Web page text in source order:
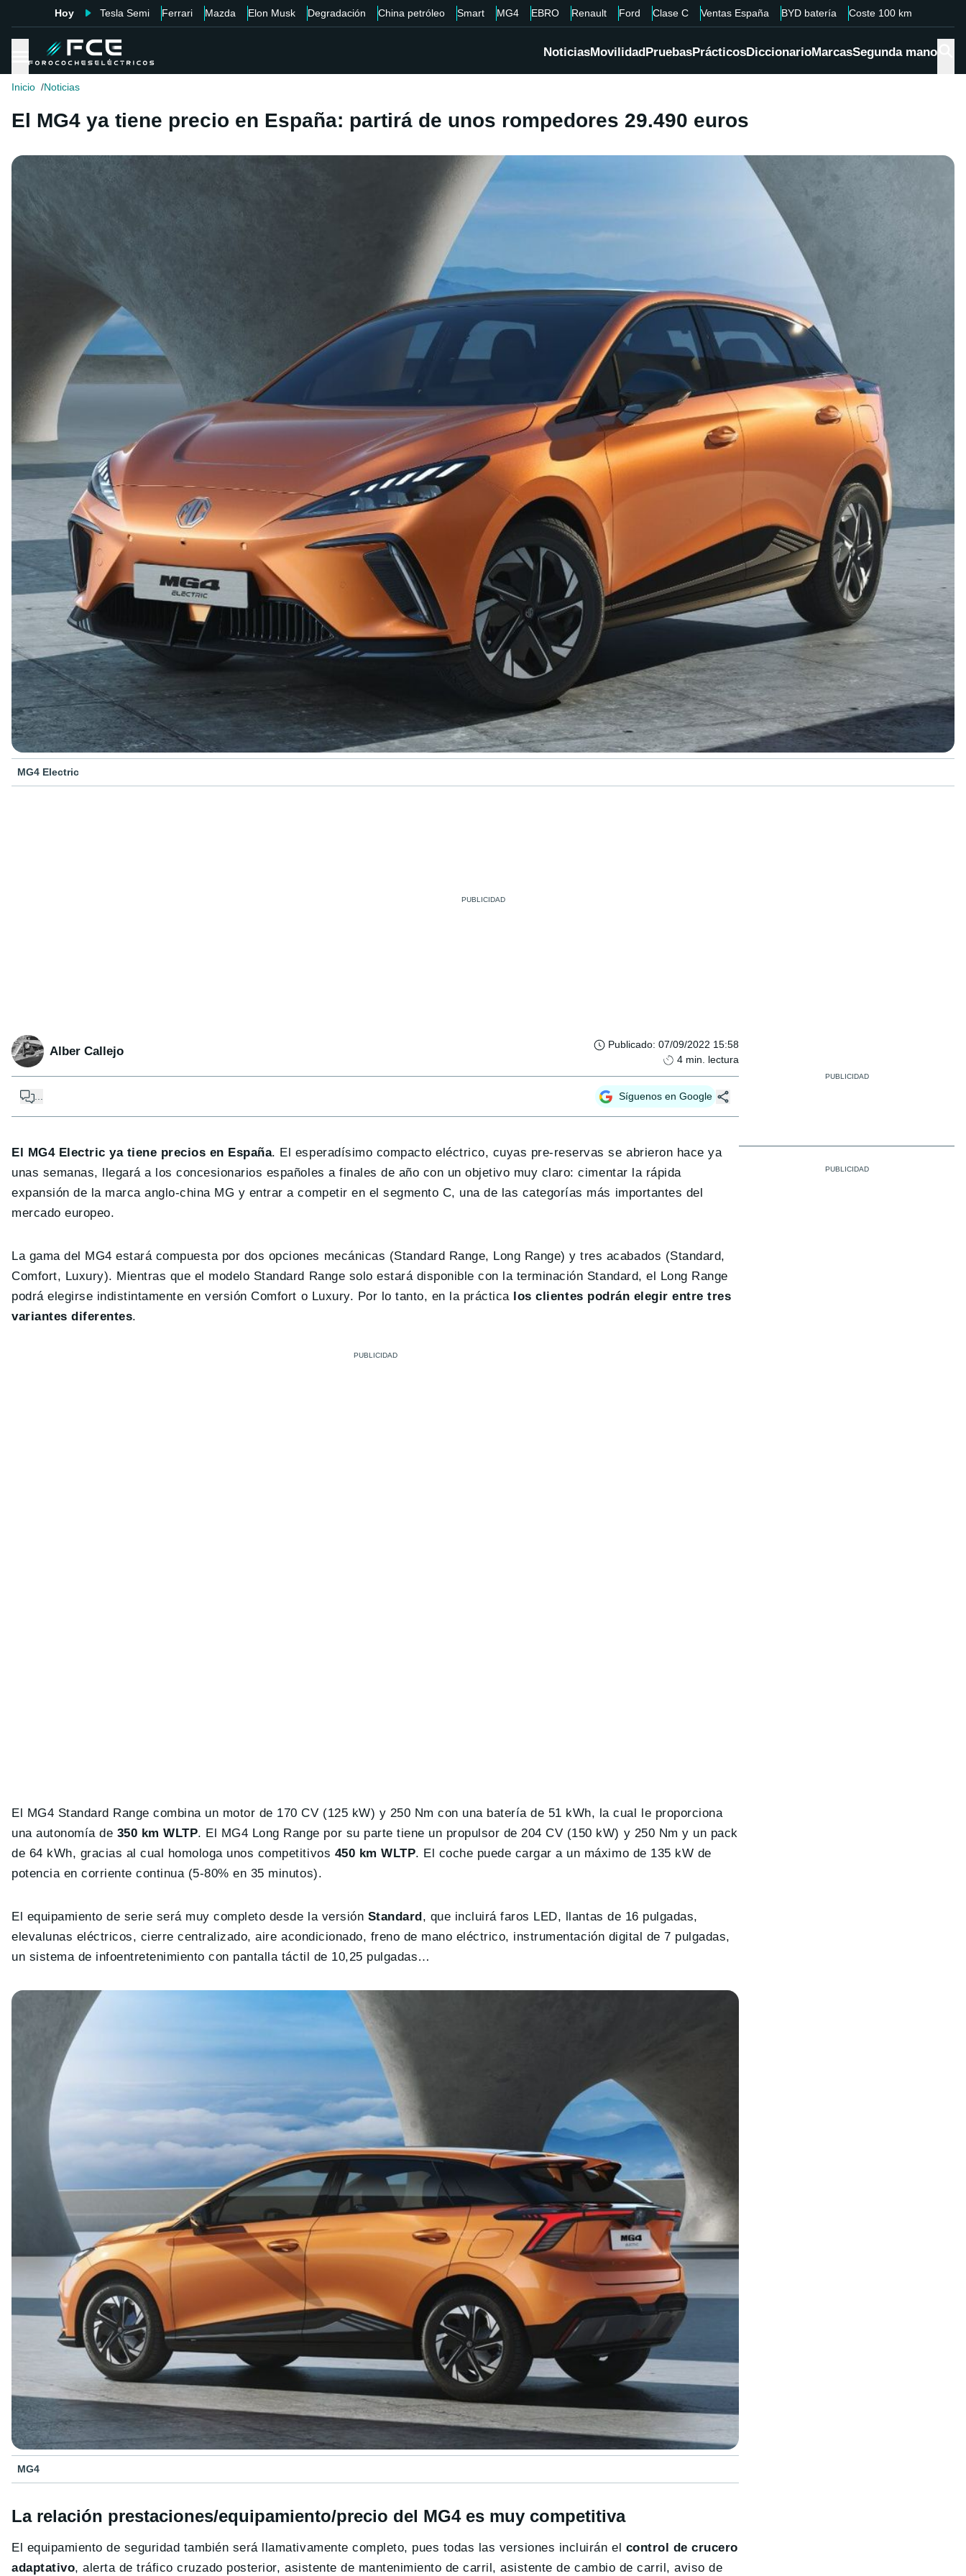
Hoy Tesla Semi Ferrari Mazda Elon Musk Degradación China petróleo Smart MG4 EBRO Renault Ford Clase C Ventas España BYD batería Coste 100 km
NoticiasMovilidadPruebasPrácticosDiccionarioMarcasSegunda mano
Inicio Noticias
El MG4 ya tiene precio en España: partirá de unos rompedores 29.490 euros
MG4 Electric
Alber Callejo Publicado: 07/09/2022 15:58
4 min. lectura
... Síguenos en Google
El MG4 Electric ya tiene precios en España. El esperadísimo compacto eléctrico, cuyas pre-reservas se abrieron hace ya
unas semanas, llegará a los concesionarios españoles a finales de año con un objetivo muy claro: cimentar la rápida
expansión de la marca anglo-china MG y entrar a competir en el segmento C, una de las categorías más importantes del
mercado europeo.
La gama del MG4 estará compuesta por dos opciones mecánicas (Standard Range, Long Range) y tres acabados (Standard,
Comfort, Luxury). Mientras que el modelo Standard Range solo estará disponible con la terminación Standard, el Long Range
podrá elegirse indistintamente en versión Comfort o Luxury. Por lo tanto, en la prácticalos clientes podrán elegir entre tres
variantes diferentes.
El MG4 Standard Range combina un motor de 170 CV (125 kW) y 250 Nm con una batería de 51 kWh, la cual le proporciona
una autonomía de 350 km WLTP. El MG4 Long Range por su parte tiene un propulsor de 204 CV (150 kW) y 250 Nm y un pack
de 64 kWh, gracias al cual homologa unos competitivos 450 km WLTP. El coche puede cargar a un máximo de 135 kW de
potencia en corriente continua (5-80% en 35 minutos).
El equipamiento de serie será muy completo desde la versión Standard , que incluirá faros LED, llantas de 16 pulgadas,
elevalunas eléctricos, cierre centralizado, aire acondicionado, freno de mano eléctrico, instrumentación digital de 7 pulgadas,
un sistema de infoentretenimiento con pantalla táctil de 10,25 pulgadas…
MG4
La relación prestaciones/equipamiento/precio del MG4 es muy competitiva
El equipamiento de seguridad también será llamativamente completo, pues todas las versiones incluirán el control de crucero
adaptativo, alerta de tráfico cruzado posterior, asistente de mantenimiento de carril, asistente de cambio de carril, aviso de